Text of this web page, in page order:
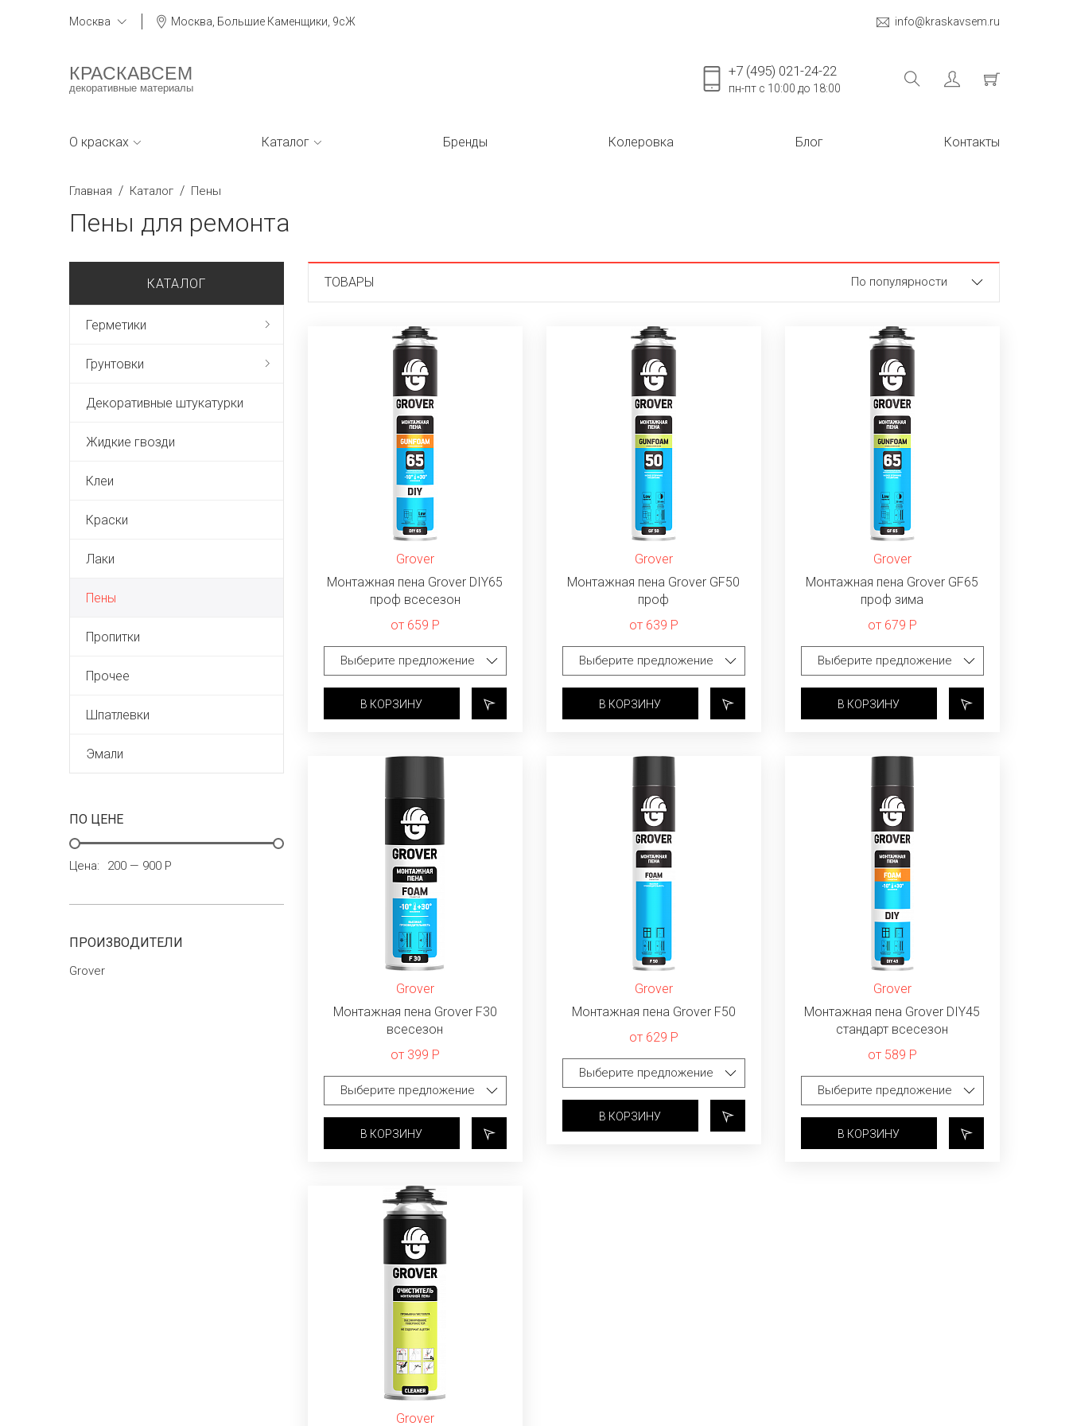
Москва Москва, Большие Каменщики, 9сЖ info@kraskavsem.ru
КРАСКАВСЕМ
декоративные материалы
+7 (495) 021-24-22
пн-пт с 10:00 до 18:00
О красках Каталог Бренды Колеровка Блог Контакты
Главная / Каталог / Пены
Пены для ремонта
КАТАЛОГ
Герметики
Грунтовки
Декоративные штукатурки
Жидкие гвозди
Клеи
Краски
Лаки
Пены
Пропитки
Прочее
Шпатлевки
Эмали
ПО ЦЕНЕ
Цена: 200 — 900 Р
ПРОИЗВОДИТЕЛИ
Grover
ТОВАРЫ
Grover
Монтажная пена Grover DIY65
проф всесезон
от 659 Р
В КОРЗИНУ
Grover
Монтажная пена Grover GF50
проф
от 639 Р
В КОРЗИНУ
Grover
Монтажная пена Grover GF65
проф зима
от 679 Р
В КОРЗИНУ
Grover
Монтажная пена Grover F30
всесезон
от 399 Р
В КОРЗИНУ
Grover
Монтажная пена Grover F50
от 629 Р
В КОРЗИНУ
Grover
Монтажная пена Grover DIY45
стандарт всесезон
от 589 Р
В КОРЗИНУ
Grover